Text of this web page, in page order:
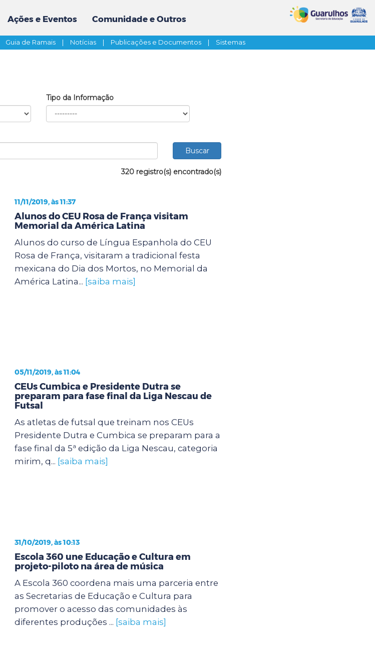
Ações e Eventos Comunidade e Outros
Guia de Ramais | Notícias | Publicações e Documentos | Sistemas
Tipo da Informação
320 registro(s) encontrado(s)
11/11/2019, às 11:37
Alunos do CEU Rosa de França visitam
Memorial da América Latina
Alunos do curso de Língua Espanhola do CEU
Rosa de França, visitaram a tradicional festa
mexicana do Dia dos Mortos, no Memorial da
América Latina... [saiba mais]
05/11/2019, às 11:04
CEUs Cumbica e Presidente Dutra se
preparam para fase final da Liga Nescau de
Futsal
As atletas de futsal que treinam nos CEUs
Presidente Dutra e Cumbica se preparam para a
fase final da 5ª edição da Liga Nescau, categoria
mirim, q... [saiba mais]
31/10/2019, às 10:13
Escola 360 une Educação e Cultura em
projeto-piloto na área de música
A Escola 360 coordena mais uma parceria entre
as Secretarias de Educação e Cultura para
promover o acesso das comunidades às
diferentes produções ... [saiba mais]